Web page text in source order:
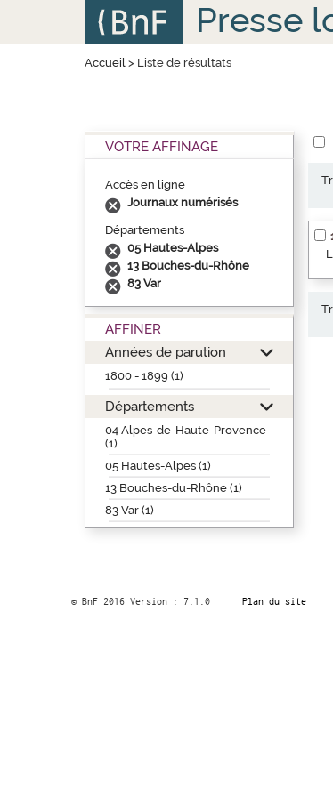
Presse
Accueil> Liste de résultats
VOTRE AFFINAGE
Accès en ligne
Journaux numérisés
Départements
05 Hautes-Alpes
13 Bouches-du-Rhône
83 Var
AFFINER
Années de parution
1800 - 1899 (1)
Départements
04 Alpes-de-Haute-Provence
(1)
05 Hautes-Alpes (1)
13 Bouches-du-Rhône (1)
83 Var (1)
© BnF 2016 Version : 7.1.0 Plan du site
Panneau de gestion des cookies